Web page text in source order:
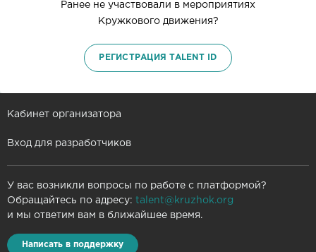
Ранее не участвовали в мероприятиях
Кружкового движения?
РЕГИСТРАЦИЯ TALENT ID
Кабинет организатора
Вход для разработчиков
У вас возникли вопросы по работе с платформой?
Обращайтесь по адресу: talent@kruzhok.org
и мы ответим вам в ближайшее время.
Написать в поддержку